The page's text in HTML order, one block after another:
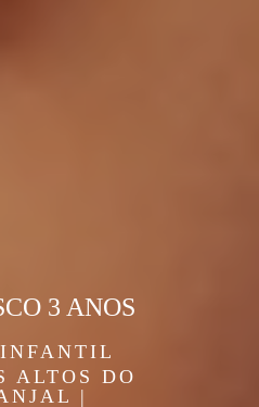
ALTOS DO
|
3 ANOS